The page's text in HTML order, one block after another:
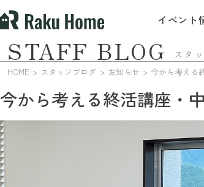
イベント
スタ
STAFF BLOG
HOME スタッフブログ お知らせ
今から考える終活講座・